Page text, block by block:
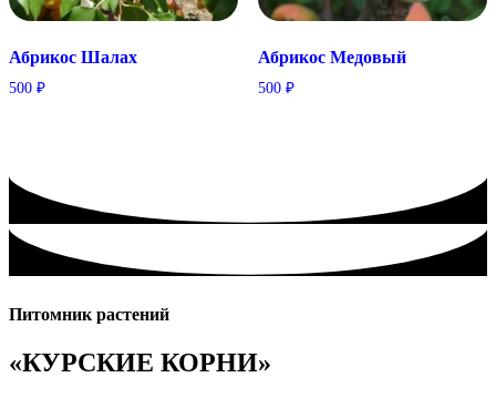
Абрикос Шалах
500 ₽
Абрикос Медовый
500 ₽
Питомник растений
«КУРСКИЕ КОРНИ»